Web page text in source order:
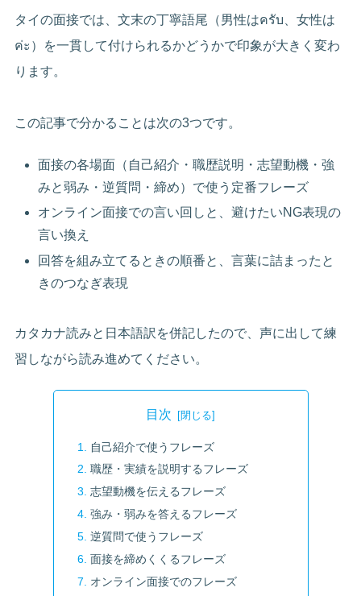
タイの面接では、文末の丁寧語尾（男性はครับ、女性は
ค่ะ）を一貫して付けられるかどうかで印象が大きく変わ
ります。
この記事で分かることは次の3つです。
面接の各場面（自己紹介・職歴説明・志望動機・強
みと弱み・逆質問・締め）で使う定番フレーズ
オンライン面接での言い回しと、避けたいNG表現の
言い換え
回答を組み立てるときの順番と、言葉に詰まったと
きのつなぎ表現
カタカナ読みと日本語訳を併記したので、声に出して練
習しながら読み進めてください。
目次
自己紹介で使うフレーズ
職歴・実績を説明するフレーズ
志望動機を伝えるフレーズ
強み・弱みを答えるフレーズ
逆質問で使うフレーズ
面接を締めくくるフレーズ
オンライン面接でのフレーズ